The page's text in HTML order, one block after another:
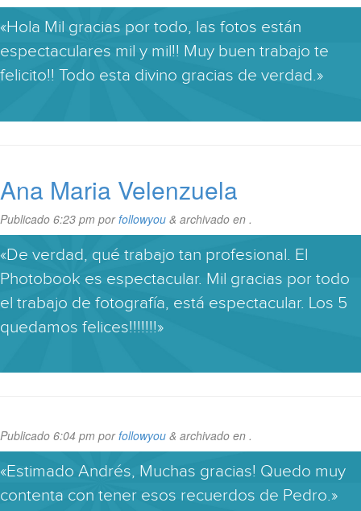
«Hola Mil gracias por todo, las fotos están
espectaculares mil y mil!! Muy buen trabajo te
felicito!! Todo esta divino gracias de verdad.»
Ana Maria Velenzuela
Publicado 6:23 pm porfollowyou & archivado en .
«De verdad, qué trabajo tan profesional. El
Photobook es espectacular. Mil gracias por todo
el trabajo de fotografía, está espectacular. Los 5
quedamos felices!!!!!!!»
Publicado 6:04 pm porfollowyou & archivado en .
«Estimado Andrés, Muchas gracias! Quedo muy
contenta con tener esos recuerdos de Pedro.»